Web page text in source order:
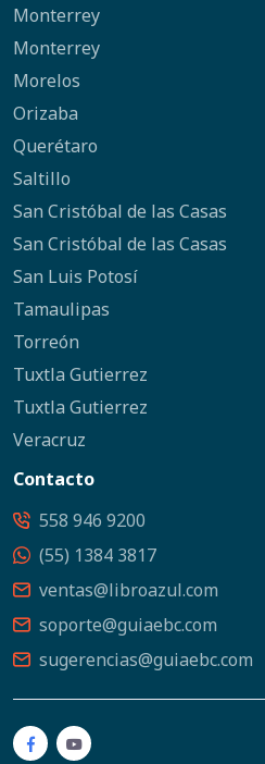
Monterrey
Monterrey
Morelos
Orizaba
Querétaro
Saltillo
San Cristóbal de las Casas
San Cristóbal de las Casas
San Luis Potosí
Tamaulipas
Torreón
Tuxtla Gutierrez
Tuxtla Gutierrez
Veracruz
Contacto
558 946 9200
(55) 1384 3817
ventas@libroazul.com
soporte@guiaebc.com
sugerencias@guiaebc.com